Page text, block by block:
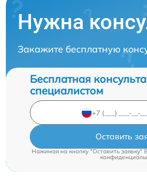
Нужна
Закажите бесплатную
Бесплатная
специалистом
Оставить
Нажимая на кнопку "Оставить заявку"